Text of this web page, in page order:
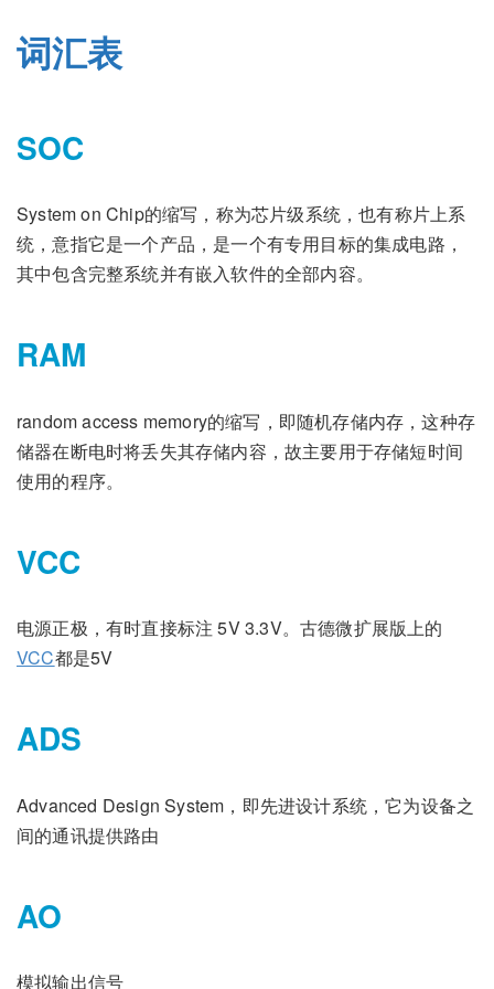
词汇表
SOC
System on Chip的缩写，称为芯片级系统，也有称片上系
统，意指它是一个产品，是一个有专用目标的集成电路，
其中包含完整系统并有嵌入软件的全部内容。
RAM
random access memory的缩写，即随机存储内存，这种存
储器在断电时将丢失其存储内容，故主要用于存储短时间
使用的程序。
VCC
电源正极，有时直接标注 5V 3.3V。古德微扩展版上的
VCC都是5V
ADS
Advanced Design System，即先进设计系统，它为设备之
间的通讯提供路由
AO
模拟输出信号